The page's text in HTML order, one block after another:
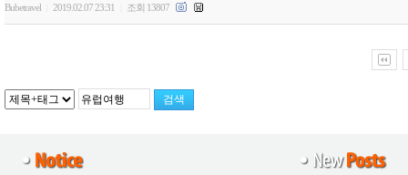
Bubetravel 2019.02.07 23:31 조회 13807